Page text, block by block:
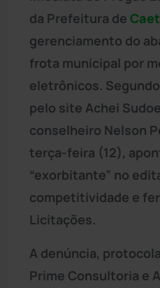
da Prefeitura de
gerenciamento do
frota municipal por
eletrônicos.
pelo site Achei
conselheiro Nelson
terça-feira (12),
“exorbitante” no
competitividade e
Licitações.
A denúncia,
Prime Consultoria e